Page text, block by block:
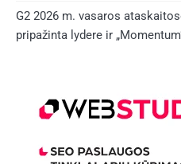
G2 2026 m. vasaros
pripažinta lydere ir